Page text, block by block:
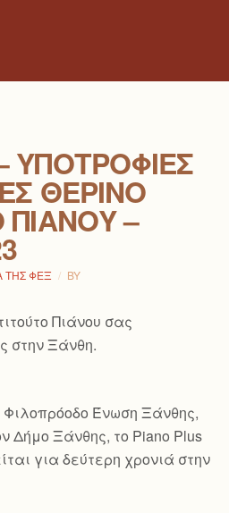
ΥΠΟΤΡΟΦΊΕΣ
ΘΕΡΙΝΌ
ΠΙΆΝΟΥ –
ΤΗΣ ΦΕΞ BY
Πιάνου σας
στην Ξάνθη.
Ένωση Ξάνθης,
Δήμο Ξάνθης, το Piano Plus
για δεύτερη χρονιά στην